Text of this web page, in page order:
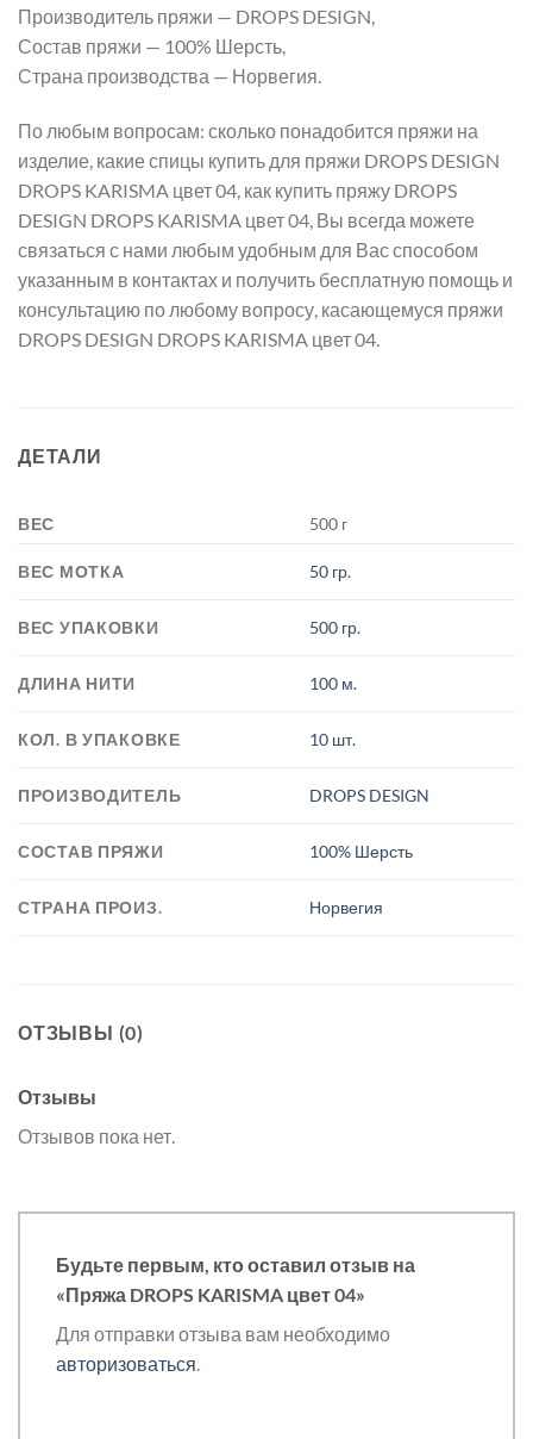
Производитель пряжи — DROPS DESIGN,
Состав пряжи — 100% Шерсть,
Страна производства — Норвегия.
По любым вопросам: сколько понадобится пряжи на
изделие, какие спицы купить для пряжи DROPS DESIGN
DROPS KARISMA цвет 04, как купить пряжу DROPS
DESIGN DROPS KARISMA цвет 04, Вы всегда можете
связаться с нами любым удобным для Вас способом
указанным в контактах и получить бесплатную помощь и
консультацию по любому вопросу, касающемуся пряжи
DROPS DESIGN DROPS KARISMA цвет 04.
ДЕТАЛИ
ВЕС 500 г
ВЕС МОТКА 50 гр.
ВЕС УПАКОВКИ 500 гр.
ДЛИНА НИТИ 100 м.
КОЛ. В УПАКОВКЕ 10 шт.
ПРОИЗВОДИТЕЛЬ DROPS DESIGN
СОСТАВ ПРЯЖИ 100% Шерсть
СТРАНА ПРОИЗ. Норвегия
ОТЗЫВЫ (0)
Отзывы
Отзывов пока нет.
Будьте первым, кто оставил отзыв на
«Пряжа DROPS KARISMA цвет 04»
Для отправки отзыва вам необходимо
авторизоваться